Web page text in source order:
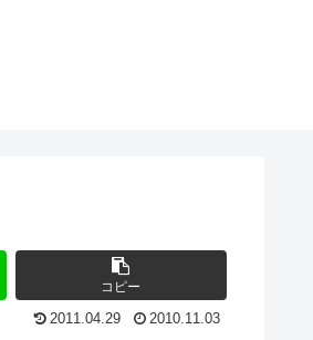
コピー
2011.04.29 2010.11.03